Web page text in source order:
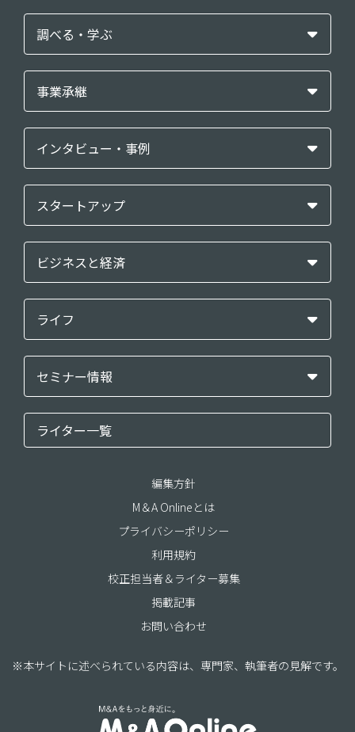
調べる・学ぶ
事業承継
インタビュー・事例
スタートアップ
ビジネスと経済
ライフ
セミナー情報
ライター一覧
編集方針
M＆A Onlineとは
プライバシーポリシー
利用規約
校正担当者＆ライター募集
掲載記事
お問い合わせ
※本サイトに述べられている内容は、専門家、執筆者の見解です。